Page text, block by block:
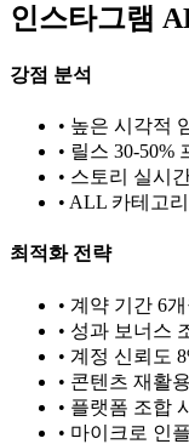
인스타그램
강점 분석
• 높은 시각적
• 릴스 30-50%
• 스토리 실시
• ALL 카테고
최적화 전략
• 계약 기간 6
• 성과 보너스
• 계정 신뢰도
• 콘텐츠 재활
• 플랫폼 조합
• 마이크로 인